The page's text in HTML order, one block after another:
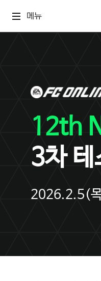
메뉴
12th
3차 테
2026.2.5(